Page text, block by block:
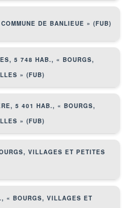
DE BANLIEUE » (FUB)
5 748 HAB., « BOURGS,
» (FUB)
5 401 HAB., « BOURGS,
» (FUB)
VILLAGES ET PETITES
« BOURGS, VILLAGES ET